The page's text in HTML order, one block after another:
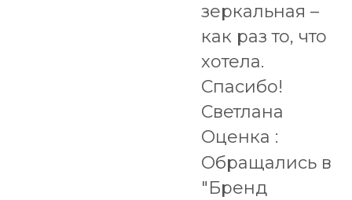
зеркальная –
как раз то, что
хотела.
Спасибо!
Светлана
Оценка :
Обращались в
"Бренд